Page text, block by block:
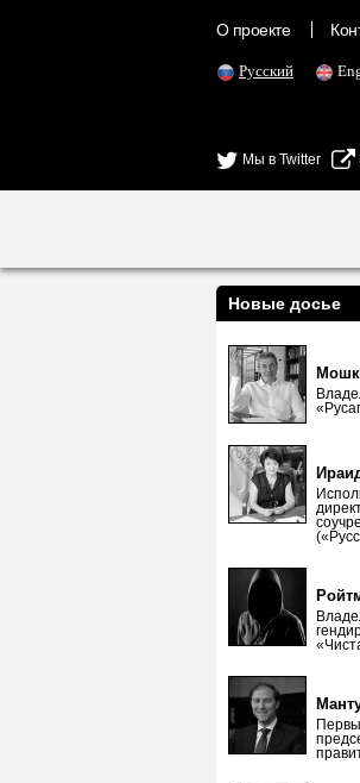
О проекте
Русский
Мы в Twitter
Новые досье